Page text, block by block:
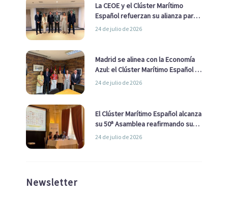
La CEOE y el Clúster Marítimo
Español refuerzan su alianza para
impulsar una estrategia Nacional
24 de julio de 2026
Madrid se alinea con la Economía
Azul: el Clúster Marítimo Español y
la Real Liga Naval avanzan alianzas
24 de julio de 2026
El Clúster Marítimo Español alcanza
su 50ª Asamblea reafirmando su
liderazgo en la Economía Azul
24 de julio de 2026
Newsletter